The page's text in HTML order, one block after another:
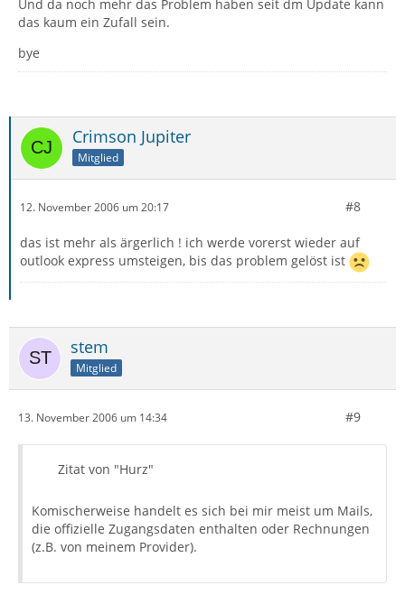
Und da noch mehr das Problem haben seit dm Update kann
das kaum ein Zufall sein.
bye
Crimson Jupiter
Mitglied
12. November 2006 um 20:17 #8
das ist mehr als ärgerlich ! ich werde vorerst wieder auf
outlook express umsteigen, bis das problem gelöst ist
stem
Mitglied
13. November 2006 um 14:34 #9
Zitat von "Hurz"
Komischerweise handelt es sich bei mir meist um Mails,
die offizielle Zugangsdaten enthalten oder Rechnungen
(z.B. von meinem Provider).